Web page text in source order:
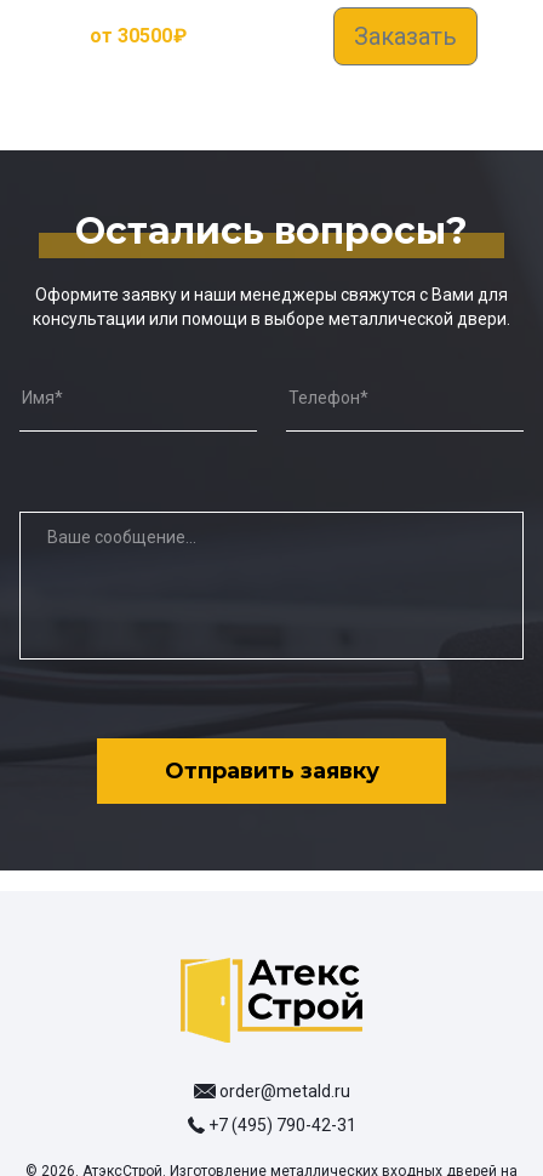
от 30500₽ Заказать
Остались вопросы?
Оформите заявку и наши менеджеры свяжутся с Вами для
консультации или помощи в выборе металлической двери.
Отправить заявку
order@metald.ru
+7 (495) 790-42-31
© 2026. АтэксСтрой. Изготовление металлических входных дверей на